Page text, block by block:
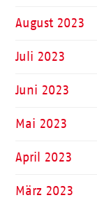
August 2023
Juli 2023
Juni 2023
Mai 2023
April 2023
März 2023